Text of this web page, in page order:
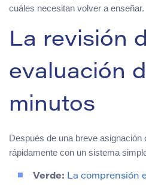
cuáles necesitan volver a enseñar.
La revisión
evaluación
minutos
Después de una breve asignación
rápidamente con un sistema
Verde: La comprensión